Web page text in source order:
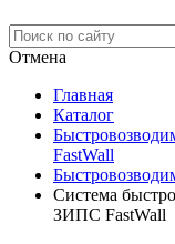
Отмена
Главная
Каталог
FastWall
Cистема
ЗИПС FastWall